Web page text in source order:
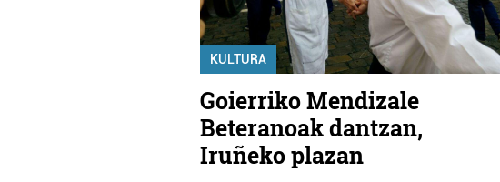
KULTURA
Goierriko Mendizale
Beteranoak dantzan,
Iruñeko plazan